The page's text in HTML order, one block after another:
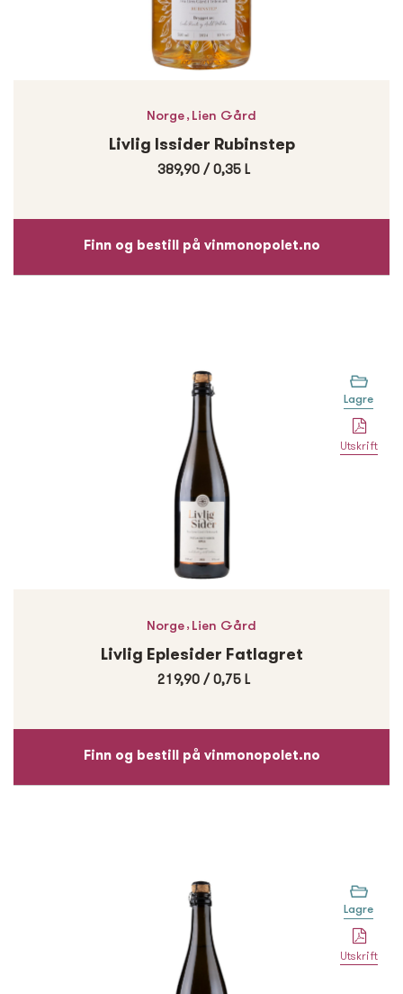
Norge, Lien Gård
Finn og bestill på vinmonopolet.no
Livlig Issider Rubinstep
389,90 / 0,35 L
Utskrift
Norge, Lien Gård
Finn og bestill på vinmonopolet.no
Livlig Eplesider Fatlagret
219,90 / 0,75 L
Lagre
Utskrift
Lagre